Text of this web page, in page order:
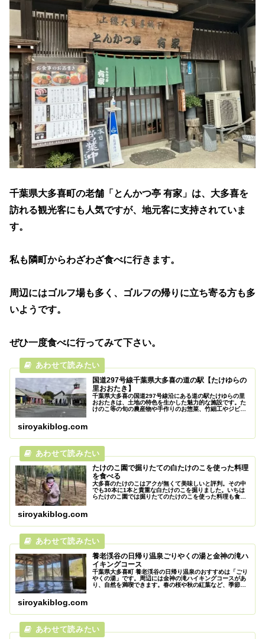
千葉県大多喜町の老舗「とんかつ亭 有家」は、大多喜を
訪れる観光客にも人気ですが、地元客に支持されていま
す。
私も隣町からわざわざ食べに行きます。
周辺にはゴルフ場も多く、ゴルフの帰りに立ち寄る方も多
いようです。
ぜひ一度食べに行ってみて下さい。
国道297号線千葉県大多喜の道の駅【たけゆらの
里おおたき】
千葉県大多喜の国道297号線沿にある道の駅たけゆらの里
おおたきは、土地の特色を生かした魅力的な施設です。た
けのこ等の旬の農産物や手作りのお惣菜、竹細工やジビエ
siroyakiblog.com
たけのこ園で掘りたての白たけのこを使った料理
を食べる
大多喜のたけのこはアクが無くて美味しいと評判。その中
でも30本に1本と貴重な白たけのこを掘りました。いちは
らたけのこ園では掘りたてのたけのこを使った料理も食べ
siroyakiblog.com
養老渓谷の日帰り温泉ごりやくの湯と金神の滝ハ
イキングコース
千葉県大多喜町 養老渓谷の日帰り温泉のおすすめは「ごり
やくの湯」です。周辺には金神の滝ハイキングコースがあ
り、自然を満喫できます。春の桜や秋の紅葉など、季節の
siroyakiblog.com